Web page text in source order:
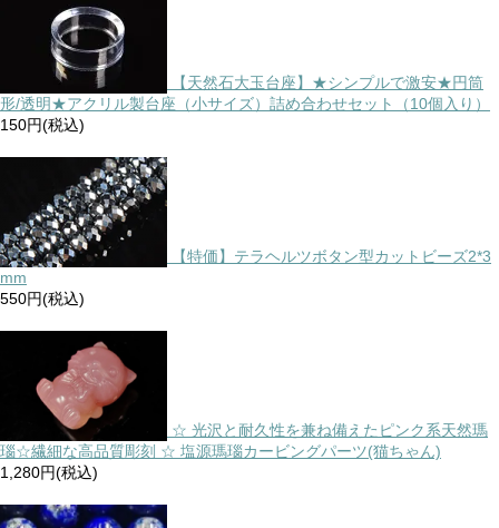
【天然石大玉台座】★シンプルで激安★円筒
形/透明★アクリル製台座（小サイズ）詰め合わせセット（10個入り）
150円(税込)
【特価】テラヘルツボタン型カットビーズ2*3
mm
550円(税込)
☆ 光沢と耐久性を兼ね備えたピンク系天然瑪
瑙☆繊細な高品質彫刻 ☆ 塩源瑪瑙カービングパーツ(猫ちゃん)
1,280円(税込)